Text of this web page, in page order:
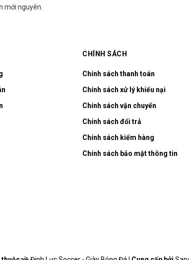
mới nguyên.
CHÍNH SÁCH
Chính sách thanh toán
Chính sách xử lý khiếu nại
Chính sách vận chuyển
Chính sách đổi trả
Chính sách kiểm hàng
Chính sách bảo mật thông tin